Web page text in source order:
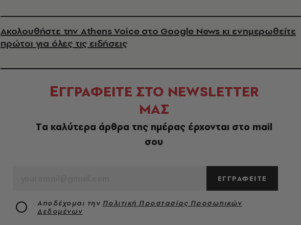
Ακολουθήστε την Athens Voice στο Google News κι ενημερωθείτε
πρώτοι για όλες τις ειδήσεις
ΕΓΓΡΑΦΕΙΤΕ ΣΤΟ NEWSLETTER
ΜΑΣ
Tα καλύτερα άρθρα της ημέρας έρχονται στο mail
σου
ΕΓΓΡΑΦΕΙΤΕ
Αποδέχομαι την Πολιτική Προστασίας Προσωπικών
Δεδομένων